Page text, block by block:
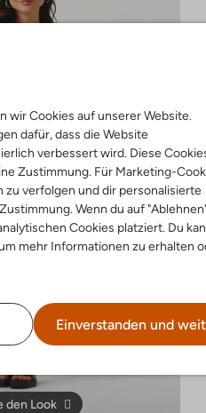
wir Cookies auf unserer Website.
dafür, dass die Website
verbessert wird. Diese
Zustimmung. Für Marketing-
zu verfolgen und dir personalisierte
Wenn du auf
Cookies platziert. Du
mehr Informationen zu erhalten
Einverstanden und
den Look